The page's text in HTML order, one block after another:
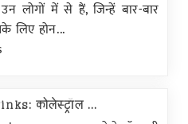
लोगों में से हैं, जिन्हें बार-बार
होन...
कोलेस्ट्रॉल ...